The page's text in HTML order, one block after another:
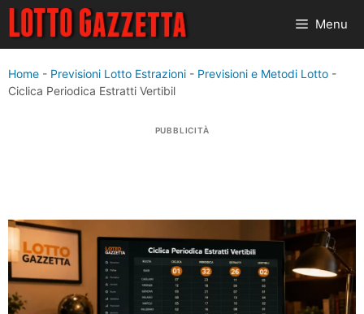
Vai
contenuto
Menu
Home - Previsioni Lotto Estrazioni - Previsioni e Metodi Lotto -
Ciclica Periodica Estratti Vertibil
PUBBLICITÀ